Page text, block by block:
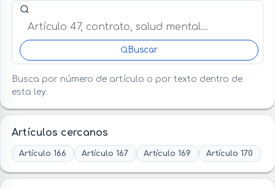
Buscar artículo o término en esta ley
Buscar
Busca por número de artículo o por texto dentro de
esta ley.
Artículos cercanos
Artículo 166 Artículo 167 Artículo 169 Artículo 170